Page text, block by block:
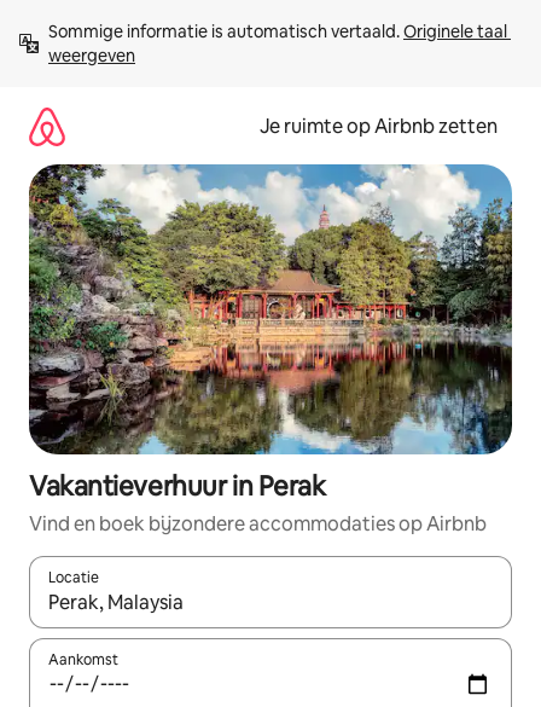
direct
naar
Sommige informatie is automatisch vertaald. Originele taal
weergeven
Je ruimte op Airbnb zetten
Vakantieverhuur in Perak
Vind en boek bijzondere accommodaties op Airbnb
Locatie
Wanneer er suggesties beschikbaar zijn, maak je een keuze
Aankomst